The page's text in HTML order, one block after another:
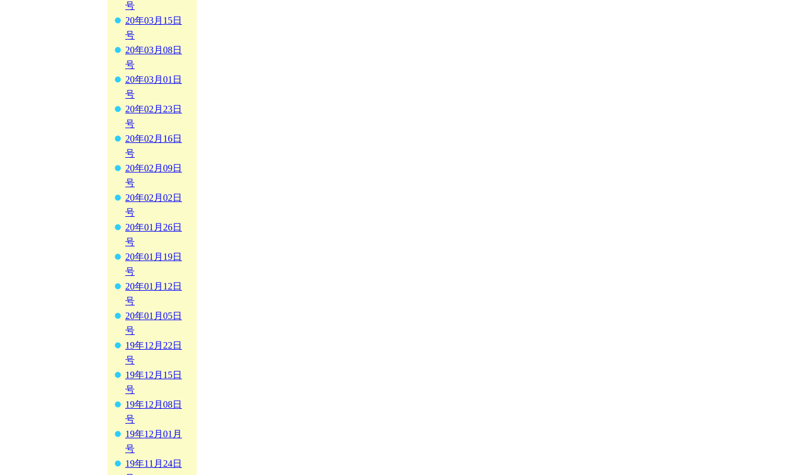
号
20年03月15日
号
20年03月08日
号
20年03月01日
号
20年02月23日
号
20年02月16日
号
20年02月09日
号
20年02月02日
号
20年01月26日
号
20年01月19日
号
20年01月12日
号
20年01月05日
号
19年12月22日
号
19年12月15日
号
19年12月08日
号
19年12月01月
号
19年11月24日